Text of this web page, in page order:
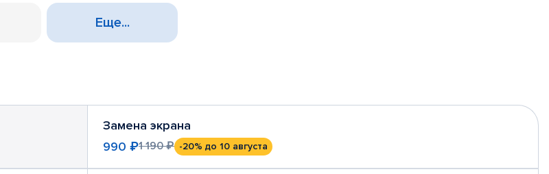
Еще...
Замена экрана
990 ₽1 190 ₽ -20% до 10 августа